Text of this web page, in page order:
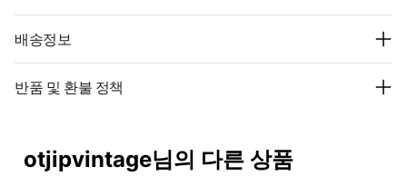
배송정보
반품 및 환불 정책
otjipvintage님의 다른 상품